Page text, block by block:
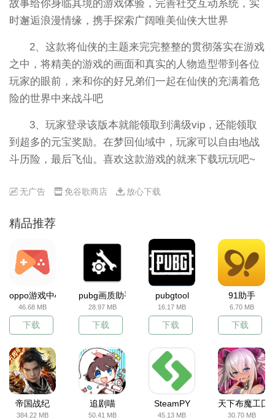
故事给你身临其境的游戏体验，完善社交互动系统，实
时邂逅浪漫情缘，携手探索广阔唯美仙侠大世界
2、这款将仙侠的主题来完完整整的贯彻落实在游戏
之中，将精美的游戏的画面和真实的人物造型带到各位
玩家的眼前，来和你的好兄弟们一起在仙侠的充满着危
险的世界中来战斗吧
3、玩家登录该版本就能领取到满级vip，还能领取
到超多的元宝奖励。在梦回仙域中，玩家可以自由地战
斗历险，最后飞仙。喜欢这款游戏的就来下载玩玩吧~
无广告 免谷歌商店 放心下载
精品推荐
oppo游戏中心
46.68 MB
下载
pubg画质助手
28.97 MB
下载
pubgtool
16.17 MB
下载
91助手
6.70 MB
下载
帝国战纪
384.22 MB
追剧喵
50.41 MB
SteamPY
45.13 MB
天下布魔工囗
30.70 MB